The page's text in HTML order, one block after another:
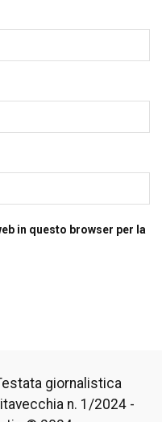
in questo browser per la
giornalistica
n. 1/2024 -